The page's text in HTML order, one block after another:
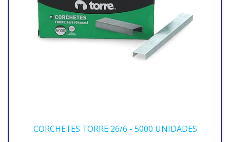
CORCHETES TORRE 26/6 - 5000 UNIDADES